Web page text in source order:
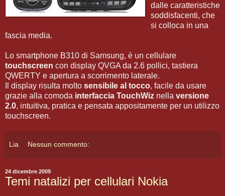
dalle caratteristiche
soddisfacenti, che
si colloca in una
fascia media.
Lo smartphone B310 di Samsung, è un cellulare
touchscreen con display QVGA da 2.6 pollici, tastiera
QWERTY e apertura a scorrimento laterale.
Il display risulta molto sensibile al tocco, facile da usare
grazie alla comoda interfaccia TouchWiz nella versione
2.0, intuitiva, pratica e pensata appositamente per un utilizzo
touchscreen.
Lia Nessun commento:
24 dicembre 2009
Temi natalizi per cellulari Nokia